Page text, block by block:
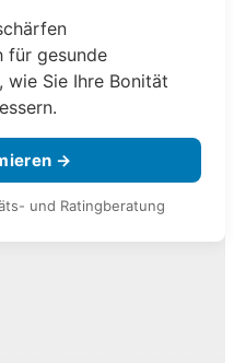
für gesunde
wie Sie Ihre Bonität
→
und Ratingberatung